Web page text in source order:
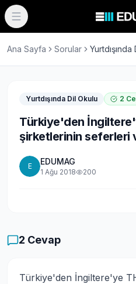
Ana Sayfa Sorular
Yurtdışında Dil Okulu 2
Türkiye'den
şirketlerinin seferleri
E EDUMAG
1 Ağu 2018 200
2 Cevap
Türkiye'den İngiltere'ye